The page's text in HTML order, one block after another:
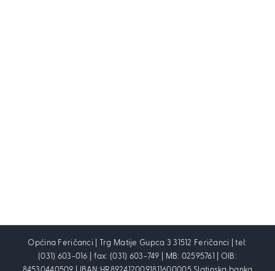
Općina Feričanci | Trg Matije Gupca 3 31512 Feričanci | tel:
(031) 603-016 | fax: (031) 603-749 | MB: 02595761 | OIB: